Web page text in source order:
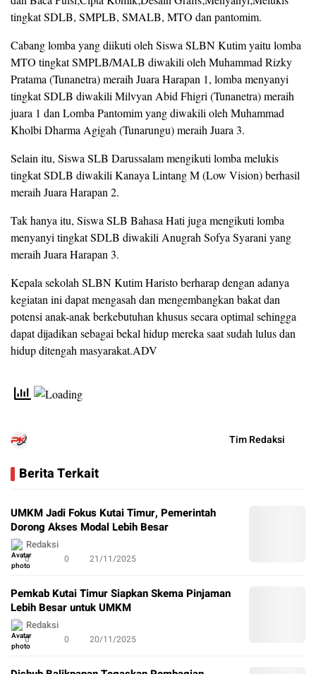
tingkat SDLB, SMPLB, SMALB, MTO dan pantomim.
Cabang lomba yang diikuti oleh Siswa SLBN Kutim yaitu lomba
MTO tingkat SMPLB/MALB diwakili oleh Muhammad Rizky
Pratama (Tunanetra) meraih Juara Harapan 1, lomba menyanyi
tingkat SDLB diwakili Milvyan Abid Fhigri (Tunanetra) meraih
juara 1 dan Lomba Pantomim yang diwakili oleh Muhammad
Kholbi Dharma Agigah (Tunarungu) meraih Juara 3.
Selain itu, Siswa SLB Darussalam mengikuti lomba melukis
tingkat SDLB diwakili Kanaya Lintang M (Low Vision) berhasil
meraih Juara Harapan 2.
Tak hanya itu, Siswa SLB Bahasa Hati juga mengikuti lomba
menyanyi tingkat SDLB diwakili Anugrah Sofya Syarani yang
meraih Juara Harapan 3.
Kepala sekolah SLBN Kutim Haristo berharap dengan adanya
kegiatan ini dapat mengasah dan mengembangkan bakat dan
potensi anak-anak berkebutuhan khusus secara optimal sehingga
dapat dijadikan sebagai bekal hidup mereka saat sudah lulus dan
hidup ditengah masyarakat.ADV
Tim Redaksi
Berita Terkait
UMKM Jadi Fokus Kutai Timur, Pemerintah
Dorong Akses Modal Lebih Besar
Redaksi
0 0 21/11/2025
Pemkab Kutai Timur Siapkan Skema Pinjaman
Lebih Besar untuk UMKM
Redaksi
0 0 20/11/2025